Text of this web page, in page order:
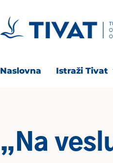
Naslovna Istraži Tivat
„Na